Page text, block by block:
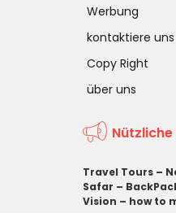
Werbung
kontaktiere uns
Copy Right
über uns
Travel Tours –
Safar –
Vision – how to